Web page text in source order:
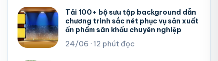
Tải 100+ bộ sưu tập background dẫn
chương trình sắc nét phục vụ sản xuất
ấn phẩm sân khấu chuyên nghiệp
24/06 · 12 phút đọc